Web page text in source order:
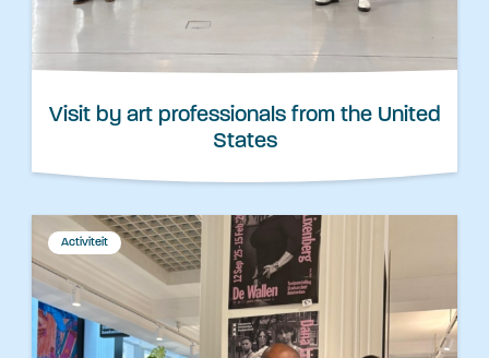
Visit by art professionals from the United
States
Activiteit